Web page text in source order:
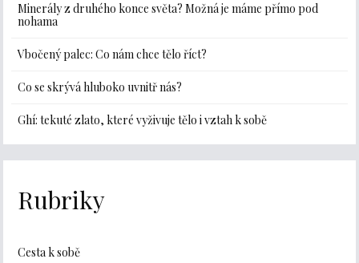
Minerály z druhého konce světa? Možná je máme přímo pod
nohama
Vbočený palec: Co nám chce tělo říct?
Co se skrývá hluboko uvnitř nás?
Ghí: tekuté zlato, které vyživuje tělo i vztah k sobě
Rubriky
Cesta k sobě